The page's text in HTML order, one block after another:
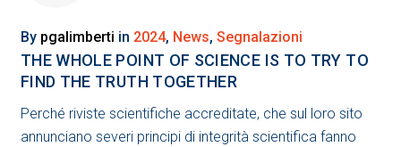
2024
By pgalimberti in 2024, News, Segnalazioni
THE WHOLE POINT OF SCIENCE IS TO TRY TO
FIND THE TRUTH TOGETHER
Perché riviste scientifiche accreditate, che sul loro sito
annunciano severi principi di integrità scientifica fanno